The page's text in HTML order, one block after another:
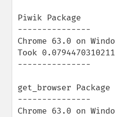
Piwik Package
---------------
Chrome 63.0 on
Took
---------------
get_browser Package
---------------
Chrome 63.0 on